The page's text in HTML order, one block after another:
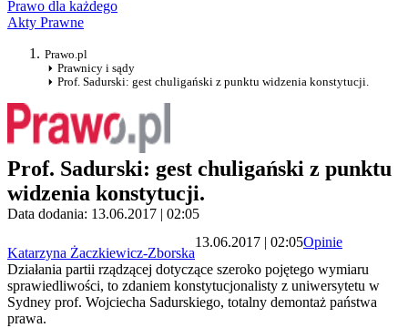
Prawo dla każdego
Akty Prawne
Prawo.pl
Prawnicy i sądy
Prof. Sadurski: gest chuligański z punktu widzenia konstytucji.
Prof. Sadurski: gest chuligański z punktu
widzenia konstytucji.
Data dodania: 13.06.2017 | 02:05
Katarzyna Żaczkiewicz-Zborska
13.06.2017 | 02:05Opinie
Działania partii rządzącej dotyczące szeroko pojętego wymiaru
sprawiedliwości, to zdaniem konstytucjonalisty z uniwersytetu w
Sydney prof. Wojciecha Sadurskiego, totalny demontaż państwa
prawa.